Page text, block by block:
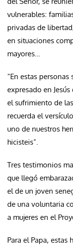
vulnerables:
privadas de
en situaciones
mayores…
“En estas
expresado en
el sufrimiento de
recuerda el
uno de nuestros
hicisteis”.
Tres testimonios
que llegó
el de un joven
de una voluntaria
a mujeres en el
Para el Papa,